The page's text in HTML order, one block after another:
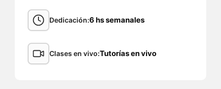
Dedicación 6 hs semanales
Clases en vivo Tutorías en vivo